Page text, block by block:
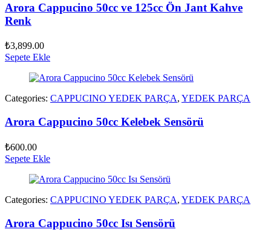
Arora Cappucino 50cc ve 125cc Ön Jant Kahve
Renk
₺3,899.00
Sepete Ekle
Categories: CAPPUCINO YEDEK PARÇA, YEDEK PARÇA
Arora Cappucino 50cc Kelebek Sensörü
₺600.00
Sepete Ekle
Categories: CAPPUCINO YEDEK PARÇA, YEDEK PARÇA
Arora Cappucino 50cc Isı Sensörü